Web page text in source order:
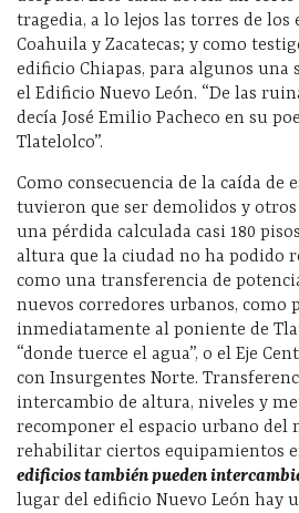
tragedia, a lo lejos las torres de los
Coahuila y Zacatecas; y como
edificio Chiapas, para algunos
el Edificio Nuevo León. “De las
decía José Emilio Pacheco en su
Tlatelolco”.
Como consecuencia de la caída de
tuvieron que ser demolidos y
una pérdida calculada casi 180
altura que la ciudad no ha podido
como una transferencia de
nuevos corredores urbanos, como
inmediatamente al poniente de
“donde tuerce el agua”, o el Eje
con Insurgentes Norte.
intercambio de altura, niveles y
recomponer el espacio urbano del
rehabilitar ciertos equipamientos
edificios también pueden
lugar del edificio Nuevo León hay